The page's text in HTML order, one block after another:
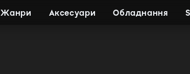
Жанри Аксесуари Обладнання